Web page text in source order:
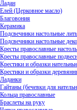
Ладан
Елей (Церковное масло)
Благовония
Керамика
Подсвечники настольные
Подсвечники настольные
Кресты православные
Кресты православные
Крестики и образки
Крестики и образки
Ладанки
Гайтаны (бечевки для
Кольца православные
Браслеты на руку